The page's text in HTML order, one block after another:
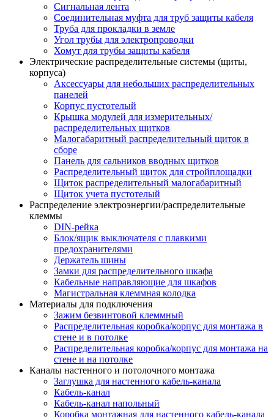
Сигнальная лента
Соединительная муфта для труб защиты кабеля
Труба для прокладки в земле
Угол трубы для электропроводки
Хомут для трубы защиты кабеля
Электрические распределительные системы (щиты,
корпуса)
Аксессуары для небольших распределительных
панелей
Корпус пустотелый
Крышка модулей для измерительных/
распределительных щитков
Малогабаритный распределительный щиток в
сборе
Панель для сальников вводных щитков
Распределительный щиток для стройплощадки
Щиток распределительный малогабаритный
Щиток учета пустотелый
Распределение электроэнергии/распределительные
клеммы
DIN-рейка
Блок/ящик выключателя с плавкими
предохранителями
Держатель шины
Замки для распределительного шкафа
Кабельные направляющие для шкафов
Магистральная клеммная колодка
Материалы для подключения
Зажим безвинтовой клеммный
Распределительная коробка/корпус для монтажа в
стене и в потолке
Распределительная коробка/корпус для монтажа на
стене и на потолке
Каналы настенного и потолочного монтажа
Заглушка для настенного кабель-канала
Кабель-канал
Кабель-канал напольный
Коробка монтажная для настенного кабель-канала